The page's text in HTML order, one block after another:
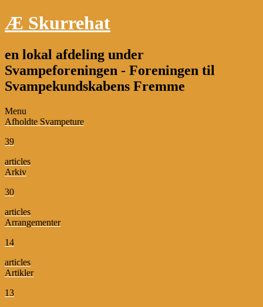
Æ Skurrehat
en lokal afdeling under
Svampeforeningen - Foreningen til
Svampekundskabens Fremme
Menu
Afholdte Svampeture
39
articles
Arkiv
30
articles
Arrangementer
14
articles
Artikler
13